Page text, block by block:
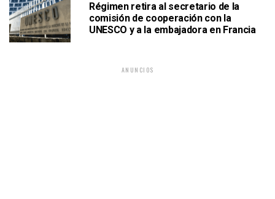
Régimen retira al secretario de la
comisión de cooperación con la
UNESCO y a la embajadora en Francia
ANUNCIOS